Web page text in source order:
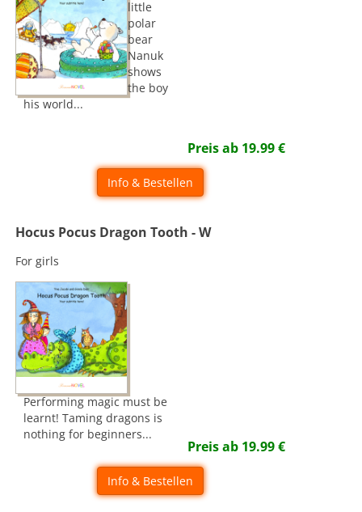
little
polar
bear
Nanuk
shows
the boy
his world...
Preis ab 19.99€
Info & Bestellen
Hocus Pocus Dragon Tooth - W
For girls
Performing magic must be
learnt! Taming dragons is
nothing for beginners...
Preis ab 19.99€
Info & Bestellen